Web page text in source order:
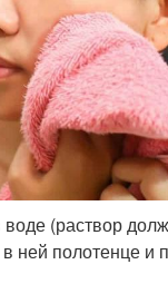
воде (раствор
ней полотенце и